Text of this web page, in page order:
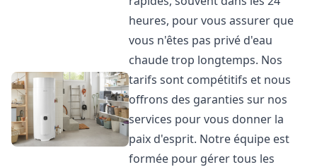
heures, pour vous assurer que
vous n'êtes pas privé d'eau
chaude trop longtemps. Nos
tarifs sont compétitifs et nous
offrons des garanties sur nos
services pour vous donner la
paix d'esprit. Notre équipe est
formée pour gérer tous les